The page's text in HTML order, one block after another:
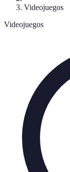
Videojuegos
Videojuegos